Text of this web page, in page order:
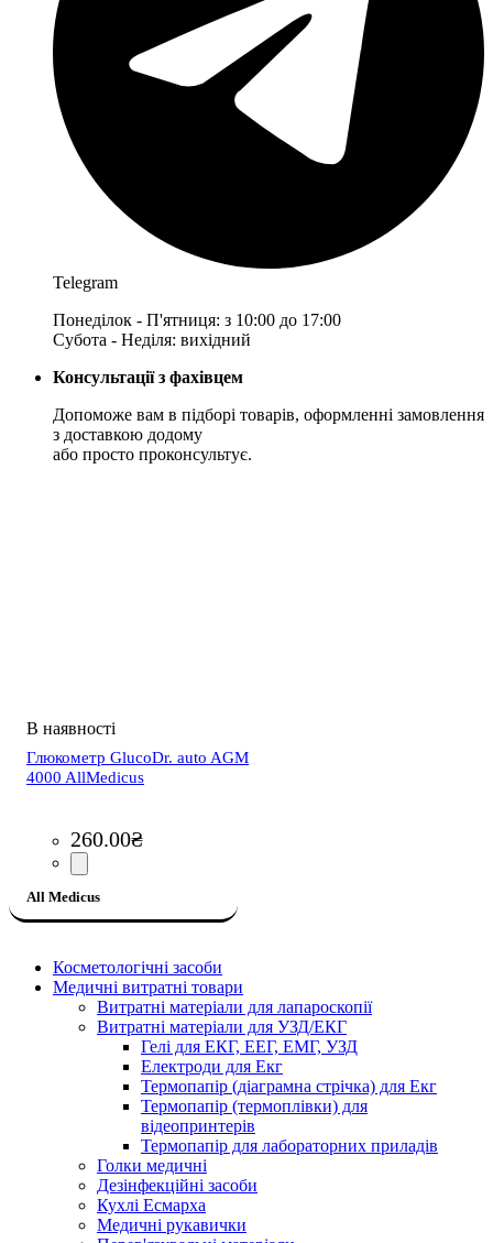
Telegram
Понеділок - П'ятниця: з 10:00 до 17:00
Субота - Неділя: вихідний
Консультації з фахівцем
Допоможе вам в підборі товарів, оформленні замовлення
з доставкою додому
або просто проконсультує.
Глюкометр GlucoDr. auto AGM
4000 AllMedicus
260.00₴
All Medicus
Косметологічні засоби
Медичні витратні товари
Витратні матеріали для лапароскопії
Витратні матеріали для УЗД/ЕКГ
Гелі для ЕКГ, ЕЕГ, ЕМГ, УЗД
Електроди для Екг
Термопапір (діаграмна стрічка) для Екг
Термопапір (термоплівки) для
відеопринтерів
Термопапір для лабораторних приладів
Голки медичні
Дезінфекційні засоби
Кухлі Есмарха
Медичні рукавички